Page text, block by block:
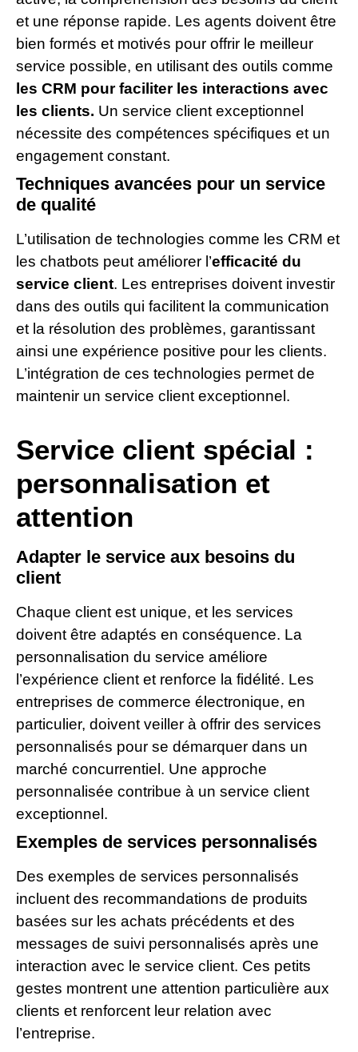
et une réponse rapide. Les agents doivent être
bien formés et motivés pour offrir le meilleur
service possible, en utilisant des outils comme
les CRM pour faciliter les interactions avec
les clients. Un service client exceptionnel
nécessite des compétences spécifiques et un
engagement constant.
Techniques avancées pour un service
de qualité
L’utilisation de technologies comme les CRM et
les chatbots peut améliorer l’efficacité du
service client. Les entreprises doivent investir
dans des outils qui facilitent la communication
et la résolution des problèmes, garantissant
ainsi une expérience positive pour les clients.
L’intégration de ces technologies permet de
maintenir un service client exceptionnel.
Service client spécial :
personnalisation et
attention
Adapter le service aux besoins du
client
Chaque client est unique, et les services
doivent être adaptés en conséquence. La
personnalisation du service améliore
l’expérience client et renforce la fidélité. Les
entreprises de commerce électronique, en
particulier, doivent veiller à offrir des services
personnalisés pour se démarquer dans un
marché concurrentiel. Une approche
personnalisée contribue à un service client
exceptionnel.
Exemples de services personnalisés
Des exemples de services personnalisés
incluent des recommandations de produits
basées sur les achats précédents et des
messages de suivi personnalisés après une
interaction avec le service client. Ces petits
gestes montrent une attention particulière aux
clients et renforcent leur relation avec
l’entreprise.